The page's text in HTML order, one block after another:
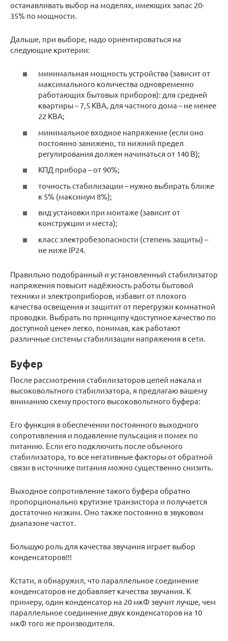
останавливать выбор на моделях, имеющих запас 20-
35% по мощности.
Дальше, при выборе, надо ориентироваться на
следующие критерии:
минимальная мощность устройства (зависит от
максимального количества одновременно
работающих бытовых приборов): для средней
квартиры – 7,5 КВА, для частного дома – не менее
22 КВА;
минимальное входное напряжение (если оно
постоянно занижено, то нижний предел
регулирования должен начинаться от 140 В);
КПД прибора – от 90%;
точность стабилизации – нужно выбирать ближе
к 5% (максимум 8%);
вид установки при монтаже (зависит от
конструкции и места);
класс электробезопасности (степень защиты) –
не ниже IP24.
Правильно подобранный и установленный стабилизатор
напряжения повысит надёжность работы бытовой
техники и электроприборов, избавит от плохого
качества освещения и защитит от перегрузки комнатной
проводки. Выбрать по принципу «доступное качество по
доступной цене» легко, понимая, как работают
различные системы стабилизации напряжения в сети.
Буфер
После рассмотрения стабилизаторов цепей накала и
высоковольтного стабилизатора, я предлагаю вашему
вниманию схему простого высоковольтного буфера:
Его функция в обеспечении постоянного выходного
сопротивления и подавление пульсация и помех по
питанию. Если его подключить после обычного
стабилизатора, то все негативные факторы от обратной
связи в источнике питания можно существенно снизить.
Выходное сопротивление такого буфера обратно
пропорционально крутизне транзистора и получается
достаточно низким. Оно также постоянно в звуковом
диапазоне частот.
Большую роль для качества звучания играет выбор
конденсаторов!!!
Кстати, я обнаружил, что параллельное соединение
конденсаторов не добавляет качества звучания. К
примеру, один конденсатор на 20 мкФ звучит лучше, чем
параллельное соединение двух конденсаторов на 10
мкФ того же производителя.